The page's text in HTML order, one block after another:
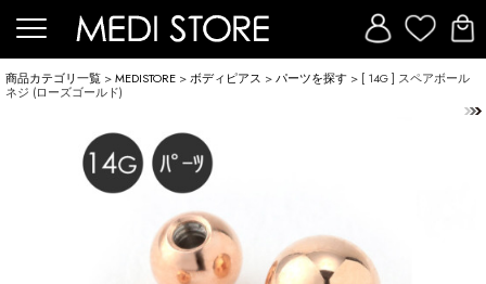
商品カテゴリ一覧 >MEDISTORE >ボディピアス >パーツを探す > [ 14G ] スペアボール
ネジ (ローズゴールド)